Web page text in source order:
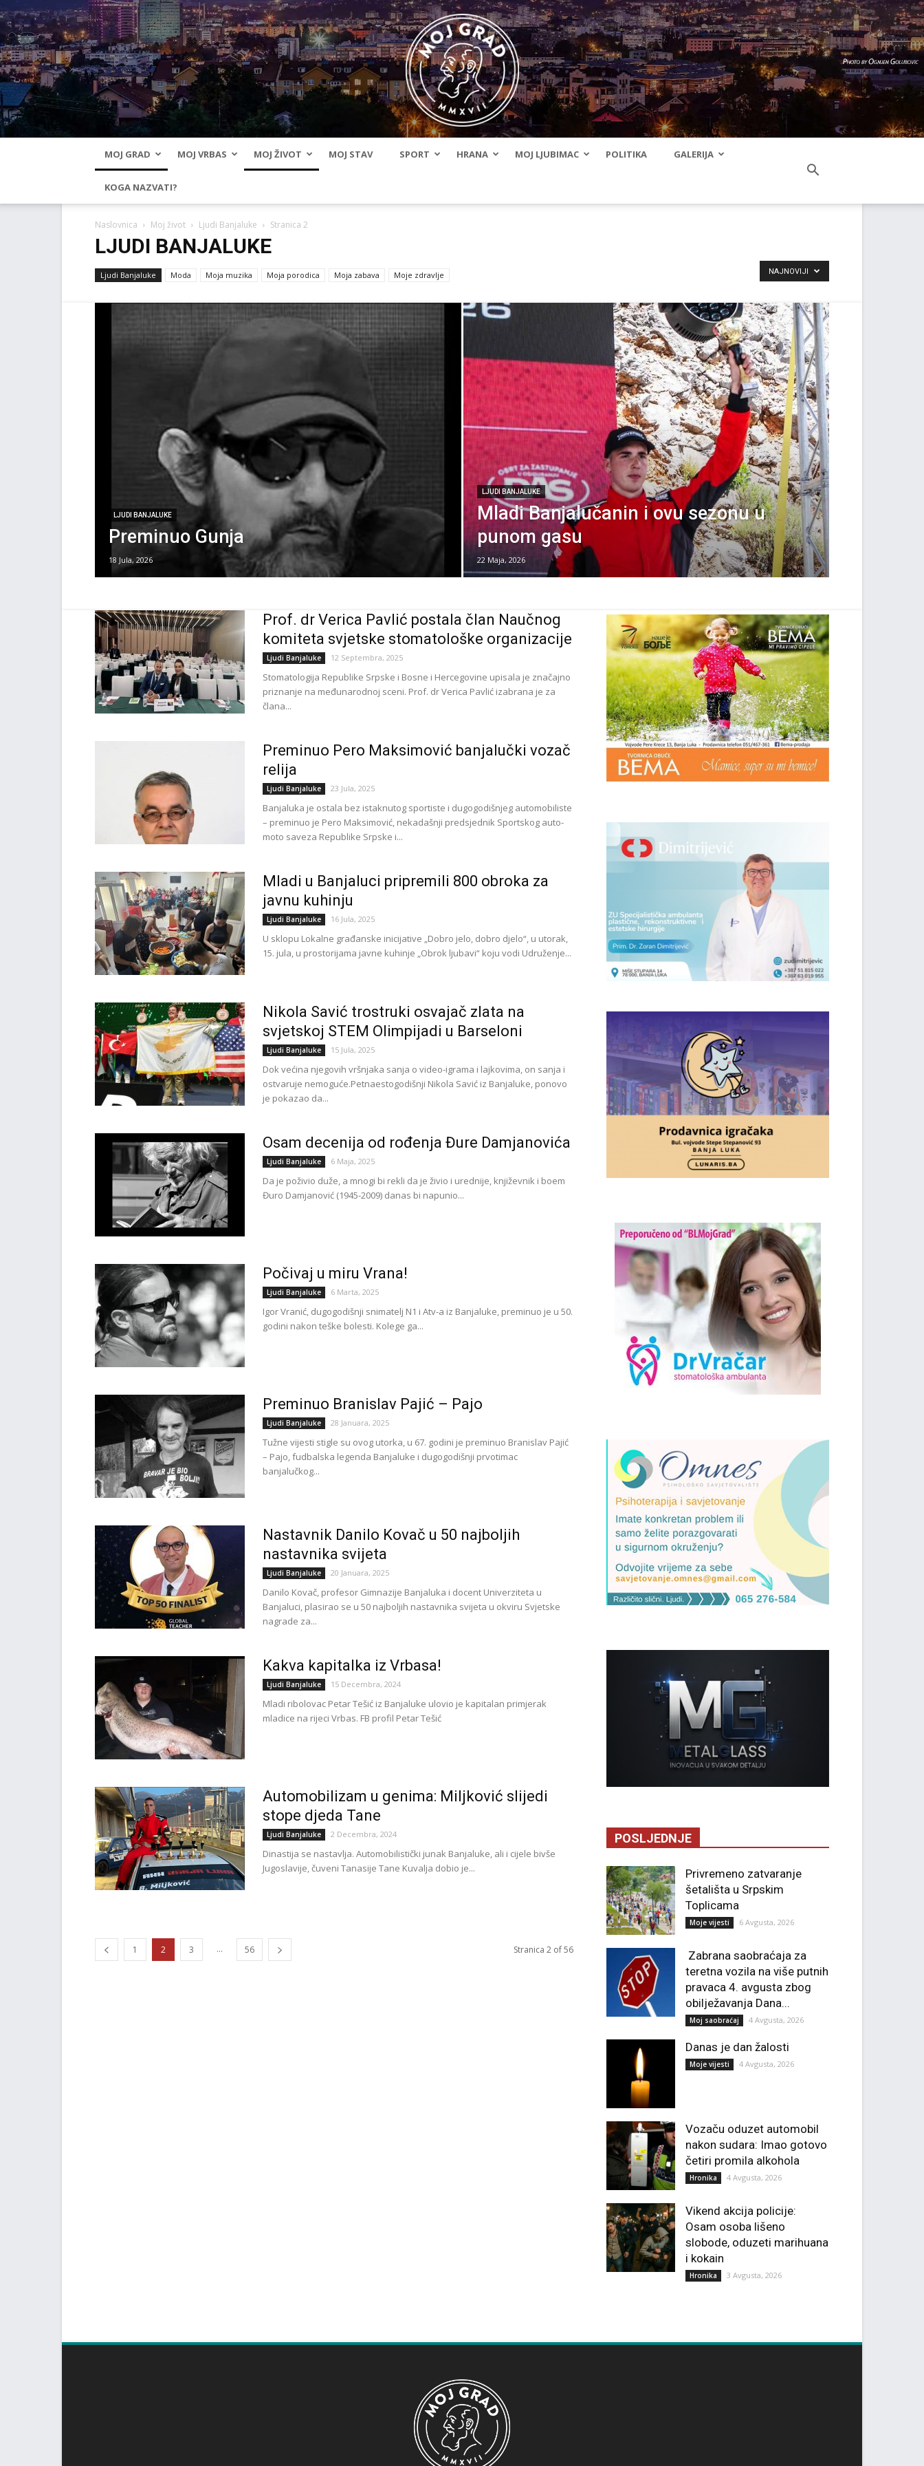
MOJ GRAD MOJ VRBAS MOJ ŽIVOT MOJ STAV SPORT HRANA MOJ LJUBIMAC POLITIKA GALERIJA
KOGA NAZVATI?
Naslovnica Moj život Ljudi Banjaluke Stranica 2
LJUDI BANJALUKE
Ljudi Banjaluke Moda Moja muzika Moja porodica Moja zabava Moje zdravlje NAJNOVIJI
LJUDI BANJALUKE
Preminuo Gunja
18 Jula, 2026
LJUDI BANJALUKE
Mladi Banjalučanin i ovu sezonu u
punom gasu
22 Maja, 2026
Prof. dr Verica Pavlić postala član Naučnog
komiteta svjetske stomatološke organizacije
Ljudi Banjaluke 12 Septembra, 2025
Stomatologija Republike Srpske i Bosne i Hercegovine upisala je značajno
priznanje na međunarodnoj sceni. Prof. dr Verica Pavlić izabrana je za
člana...
Preminuo Pero Maksimović banjalučki vozač
relija
Ljudi Banjaluke 23 Jula, 2025
Banjaluka je ostala bez istaknutog sportiste i dugogodišnjeg automobiliste
– preminuo je Pero Maksimović, nekadašnji predsjednik Sportskog auto-
moto saveza Republike Srpske i...
Mladi u Banjaluci pripremili 800 obroka za
javnu kuhinju
Ljudi Banjaluke 16 Jula, 2025
U sklopu Lokalne građanske inicijative „Dobro jelo, dobro djelo“, u utorak,
15. jula, u prostorijama javne kuhinje „Obrok ljubavi“ koju vodi Udruženje...
Nikola Savić trostruki osvajač zlata na
svjetskoj STEM Olimpijadi u Barseloni
Ljudi Banjaluke 15 Jula, 2025
Dok većina njegovih vršnjaka sanja o video-igrama i lajkovima, on sanja i
ostvaruje nemoguće.Petnaestogodišnji Nikola Savić iz Banjaluke, ponovo
je pokazao da...
Osam decenija od rođenja Đure Damjanovića
Ljudi Banjaluke 6 Maja, 2025
Da je poživio duže, a mnogi bi rekli da je živio i urednije, književnik i boem
Đuro Damjanović (1945-2009) danas bi napunio...
Počivaj u miru Vrana!
Ljudi Banjaluke 6 Marta, 2025
Igor Vranić, dugogodišnji snimatelj N1 i Atv-a iz Banjaluke, preminuo je u 50.
godini nakon teške bolesti. Kolege ga...
Preminuo Branislav Pajić – Pajo
Ljudi Banjaluke 28 Januara, 2025
Tužne vijesti stigle su ovog utorka, u 67. godini je preminuo Branislav Pajić
– Pajo, fudbalska legenda Banjaluke i dugogodišnji prvotimac
banjalučkog...
Nastavnik Danilo Kovač u 50 najboljih
nastavnika svijeta
Ljudi Banjaluke 20 Januara, 2025
Danilo Kovač, profesor Gimnazije Banjaluka i docent Univerziteta u
Banjaluci, plasirao se u 50 najboljih nastavnika svijeta u okviru Svjetske
nagrade za...
Kakva kapitalka iz Vrbasa!
Ljudi Banjaluke 15 Decembra, 2024
Mladi ribolovac Petar Tešić iz Banjaluke ulovio je kapitalan primjerak
mladice na rijeci Vrbas. FB profil Petar Tešić
Automobilizam u genima: Miljković slijedi
stope djeda Tane
Ljudi Banjaluke 2 Decembra, 2024
Dinastija se nastavlja. Automobilistički junak Banjaluke, ali i cijele bivše
Jugoslavije, čuveni Tanasije Tane Kuvalja dobio je...
1 2 3 ... 56 Stranica 2 of 56
POSLJEDNJE
Privremeno zatvaranje
šetališta u Srpskim
Toplicama
Moje vijesti 6 Avgusta, 2026
Zabrana saobraćaja za
teretna vozila na više putnih
pravaca 4. avgusta zbog
obilježavanja Dana...
Moj saobraćaj 4 Avgusta, 2026
Danas je dan žalosti
Moje vijesti 4 Avgusta, 2026
Vozaču oduzet automobil
nakon sudara: Imao gotovo
četiri promila alkohola
Hronika 4 Avgusta, 2026
Vikend akcija policije:
Osam osoba lišeno
slobode, oduzeti marihuana
i kokain
Hronika 3 Avgusta, 2026